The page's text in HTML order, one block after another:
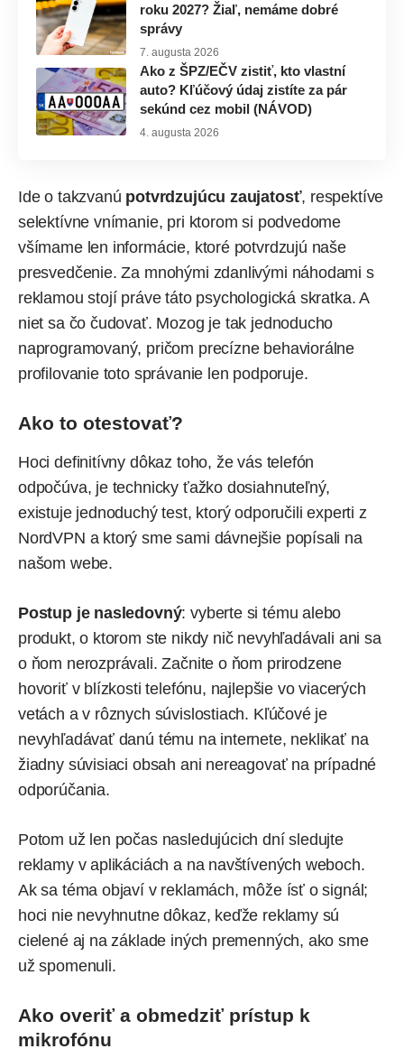
roku 2027? Žiaľ, nemáme dobré
správy
7. augusta 2026
Ako z ŠPZ/EČV zistiť, kto vlastní
auto? Kľúčový údaj zistíte za pár
sekúnd cez mobil (NÁVOD)
4. augusta 2026
Ide o takzvanú potvrdzujúcu zaujatosť, respektíve
selektívne vnímanie, pri ktorom si podvedome
všímame len informácie, ktoré potvrdzujú naše
presvedčenie. Za mnohými zdanlivými náhodami s
reklamou stojí práve táto psychologická skratka. A
niet sa čo čudovať. Mozog je tak jednoducho
naprogramovaný, pričom precízne behaviorálne
profilovanie toto správanie len podporuje.
Ako to otestovať?
Hoci definitívny dôkaz toho, že vás telefón
odpočúva, je technicky ťažko dosiahnuteľný,
existuje jednoduchý test, ktorý odporučili experti z
NordVPN a ktorý sme sami dávnejšie popísali na
našom webe.
Postup je nasledovný: vyberte si tému alebo
produkt, o ktorom ste nikdy nič nevyhľadávali ani sa
o ňom nerozprávali. Začnite o ňom prirodzene
hovoriť v blízkosti telefónu, najlepšie vo viacerých
vetách a v rôznych súvislostiach. Kľúčové je
nevyhľadávať danú tému na internete, neklikať na
žiadny súvisiaci obsah ani nereagovať na prípadné
odporúčania.
Potom už len počas nasledujúcich dní sledujte
reklamy v aplikáciách a na navštívených weboch.
Ak sa téma objaví v reklamách, môže ísť o signál;
hoci nie nevyhnutne dôkaz, keďže reklamy sú
cielené aj na základe iných premenných, ako sme
už spomenuli.
Ako overiť a obmedziť prístup k
mikrofónu